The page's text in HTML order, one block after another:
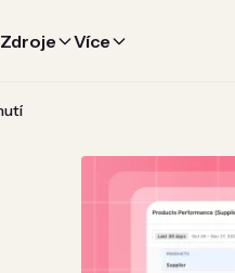
Zdroje Více